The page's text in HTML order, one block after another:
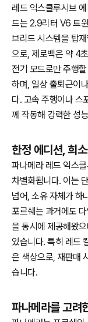
레드 익스클루시브
드는 2.9리터 V6 트
브리드 시스템을 탑
으로, 제로백은 약 4
전기 모드로만 주행
하며, 일상 출퇴근이
다. 고속 주행이나 스
께 작동해 강력한 성
한정 에디션, 희
파나메라 레드 익스
차별화됩니다. 이는
넘어, 소유 자체가 하
포르쉐는 과거에도
을 동시에 제공해왔
있습니다. 특히 레드
은 색상으로, 재판매
습니다.
파나메라를 고려